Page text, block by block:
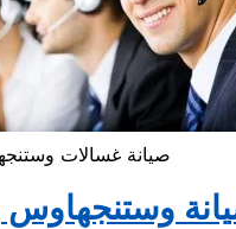
صيانة غسالات
وستنجهاوس